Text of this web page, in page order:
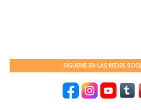
SÍGUEME EN LAS REDES